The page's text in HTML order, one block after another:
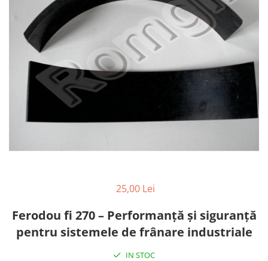
Piese Grup Diferențial
Piese Punte Față Motostivuitor
Planetare Balkancar
Sistem Alimentare Balkancar
Diverse Piese Alimentare
Duze Injector
Injectoare Balkancar
Pompe Alimentare
Transmisie Balkancar
Convertizoare de Cuplu
Discuri Transmisie
25,00 Lei
Ferodou fi 270 – Performanță și siguranță
pentru sistemele de frânare industriale
IN STOC